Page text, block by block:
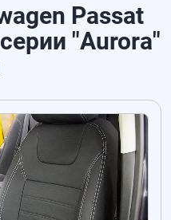
Passat
"Aurora"